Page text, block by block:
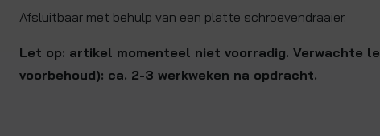
Afsluitbaar met behulp van een platte schroevendraaier.
Let op: artikel momenteel niet voorradig. Verwachte
voorbehoud): ca. 2-3 werkweken na opdracht.